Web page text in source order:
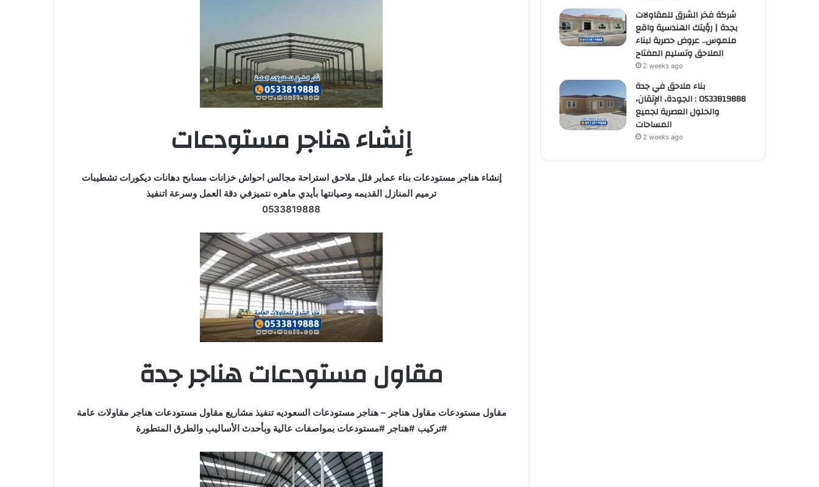
إنشاء هناجر مستودعات
إنشاء هناجر مستودعات بناء عماير فلل ملاحق استراحة مجالس احواش خزانات مسابح دهانات ديكورات تشطيبات
ترميم المنازل القديمه وصيانتها بأيدي ماهره نتميزفي دقة العمل وسرعة اتنفيذ
0533819888
مقاول مستودعات هناجر جدة
مقاول مستودعات مقاول هناجر – هناجر مستودعات السعوديه تنفيذ مشاريع مقاول مستودعات هناجر مقاولات عامة
#تركيب #هناجر #مستودعات بمواصفات عالية وبأحدث الأساليب والطرق المتطورة
شركة فخر الشرق للمقاولات
بجدة | رؤيتك الهندسية واقع
ملموس.. عروض حصرية لبناء
الملاحق وتسليم المفتاح
2 weeks ago
بناء ملاحق في جدة
0533819888 : الجودة، الإتقان،
والحلول العصرية لجميع
المساحات
2 weeks ago